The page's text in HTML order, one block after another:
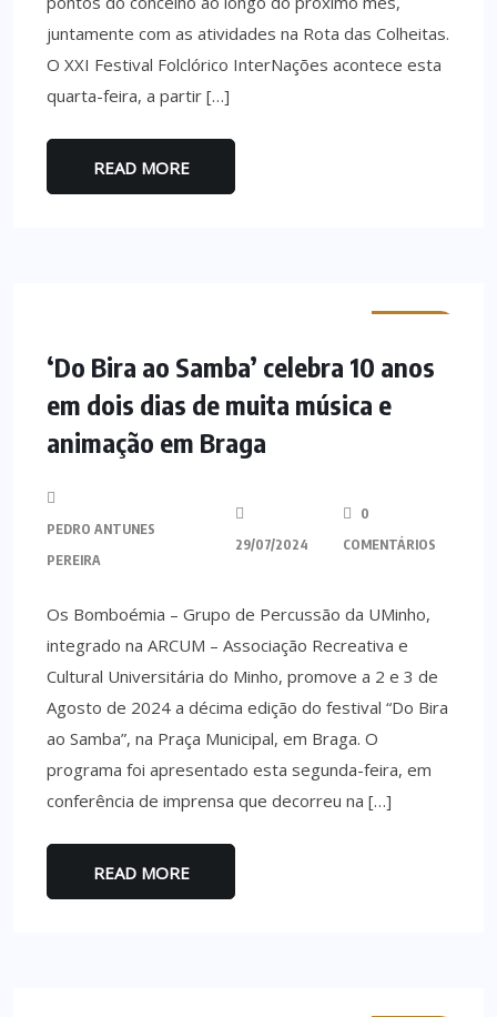
juntamente com as atividades na Rota das Colheitas.
O XXI Festival Folclórico InterNações acontece esta
quarta-feira, a partir […]
READ MORE
‘Do Bira ao Samba’ celebra 10 anos
em dois dias de muita música e
animação em Braga
PEDRO ANTUNES
PEREIRA
29/07/2024
0
COMENTÁRIOS
Os Bomboémia – Grupo de Percussão da UMinho,
integrado na ARCUM – Associação Recreativa e
Cultural Universitária do Minho, promove a 2 e 3 de
Agosto de 2024 a décima edição do festival “Do Bira
ao Samba”, na Praça Municipal, em Braga. O
programa foi apresentado esta segunda-feira, em
conferência de imprensa que decorreu na […]
READ MORE